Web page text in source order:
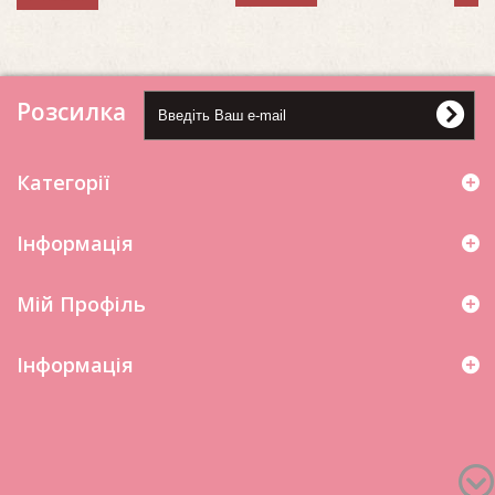
Розсилка
Категорії
Інформація
Мій Профіль
Iнформація